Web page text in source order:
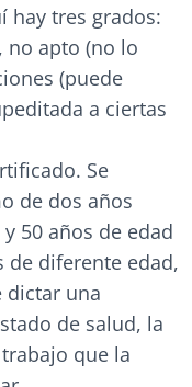
hay tres grados:
no apto (no lo
(puede
a ciertas
Se
de dos años
50 años de edad
de diferente edad,
dictar una
de salud, la
que la